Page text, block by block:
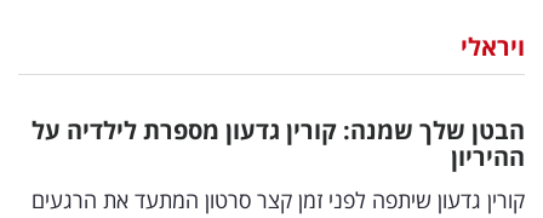
וצרכנות
דיגיטל
וטק
ויראלי
הבטן שלך שמנה: קורין גדעון מספרת לילדיה על
ההיריון
קורין גדעון שיתפה לפני זמן קצר סרטון המתעד את הרגעים